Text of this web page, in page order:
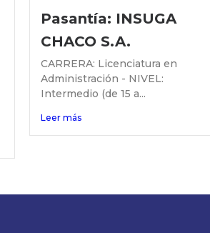
Pasantía: INSUGA
CHACO S.A.
CARRERA: Licenciatura en
Administración - NIVEL:
Intermedio (de 15 a...
Leer más